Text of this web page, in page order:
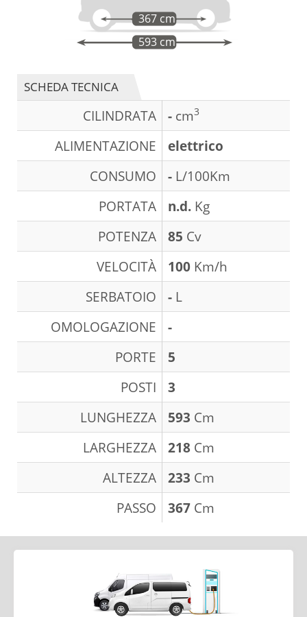
593 cm
367 cm
SCHEDA TECNICA
CILINDRATA - cm3
ALIMENTAZIONE
elettrico
CONSUMO
- L/100Km
PORTATA
n.d. Kg
POTENZA
85 Cv
VELOCITÀ
100 Km/h
SERBATOIO
- L
OMOLOGAZIONE
-
PORTE
5
POSTI
3
LUNGHEZZA
593 Cm
LARGHEZZA
218 Cm
ALTEZZA
233 Cm
PASSO
367 Cm